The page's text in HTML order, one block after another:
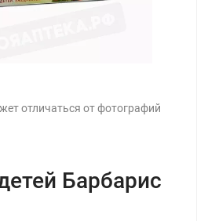
отличаться от фотографий
Барбарис